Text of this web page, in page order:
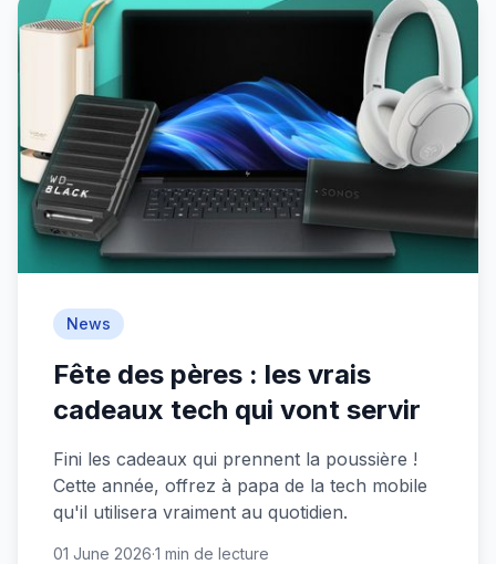
News
Fête des pères : les vrais
cadeaux tech qui vont servir
Fini les cadeaux qui prennent la poussière !
Cette année, offrez à papa de la tech mobile
qu'il utilisera vraiment au quotidien.
01 June 2026·1 min de lecture